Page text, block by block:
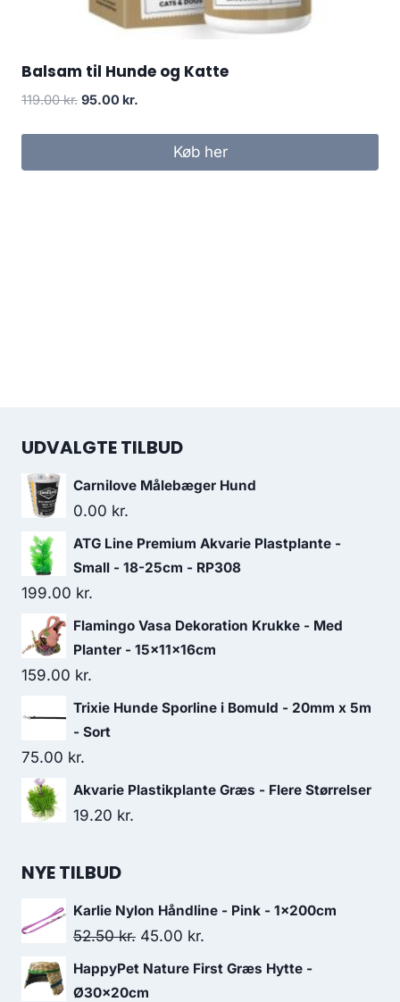
Balsam til Hunde og Katte
119.00kr. Den
95.00 kr.
Køb her
UDVALGTE TILBUD
Carnilove Målebæger Hund
0.00 kr.
ATG Line Premium Akvarie Plastplante -
Small - 18-25cm - RP308
199.00 kr.
Flamingo Vasa Dekoration Krukke - Med
Planter - 15x11x16cm
159.00 kr.
Trixie Hunde Sporline i Bomuld - 20mm x 5m
- Sort
75.00 kr.
Akvarie Plastikplante Græs - Flere Størrelser
19.20 kr.
NYE TILBUD
Karlie Nylon Håndline - Pink - 1x200cm
52.50kr. Den
oprindelige
pris
45.00 kr.
aktuelle
HappyPet Nature First Græs Hytte -
Ø30x20cm